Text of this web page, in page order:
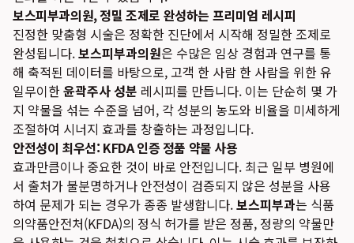
보스피부과의원, 정밀 조제로 완성하는 프리미엄 레시피
진정한 맞춤형 시술은 정확한 진단에서 시작해 정밀한 조제로
완성됩니다.보스피부과의원은 수많은 임상 경험과 연구를 통
해 축적된 데이터를 바탕으로, 고객 한 사람 한 사람을 위한 유
일무이한윤곽주사 성분 레시피를 만듭니다. 이는 단순히 몇 가
지 약물을 섞는 수준을 넘어, 각 성분의 농도와 비율을 미세하게
조절하여 시너지 효과를 창출하는 과정입니다.
안전성이 최우선: KFDA 인증 정품 약물 사용
효과만큼이나 중요한 것이 바로 안전입니다. 최근 일부 병원에
서 출처가 불분명하거나 안전성이 검증되지 않은 성분을 사용
하여 문제가 되는 경우가 종종 발생합니다.보스피부과는 식품
의약품안전처(KFDA)의 정식 허가를 받은 정품, 정량의 약물만